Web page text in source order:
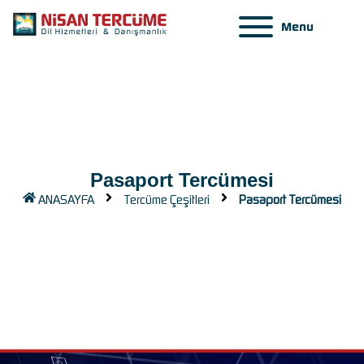
Menu
Pasaport Tercümesi
ANASAYFA Tercüme Çeşitleri Pasaport Tercümesi